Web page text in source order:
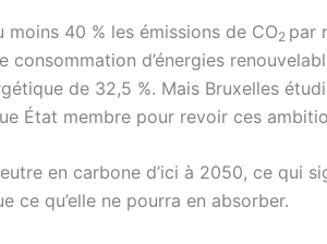
moins 40 % les émissions de CO2 par
consommation d’énergies
de 32,5 %. Mais Bruxelles
État membre pour revoir ces
en carbone d’ici à 2050, ce qui
ce qu’elle ne pourra en absorber.